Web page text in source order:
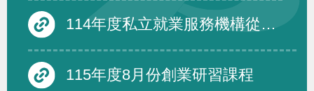
114年度私立就業服務機構從事跨國人力仲介服務品質評鑑度須受評仲介機構名單及績優免評名單
115年度8月份創業研習課程